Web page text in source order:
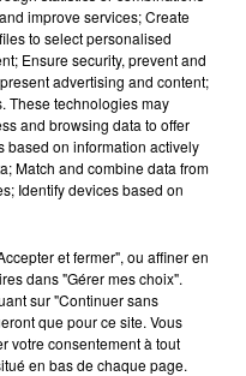
improve services; Create
to select personalised
Ensure security, prevent and
advertising and content;
These technologies may
and browsing data to offer
based on information actively
Match and combine data from
Identify devices based on
et fermer", ou affiner en
dans "Gérer mes choix".
sur "Continuer sans
que pour ce site. Vous
votre consentement à tout
en bas de chaque page.